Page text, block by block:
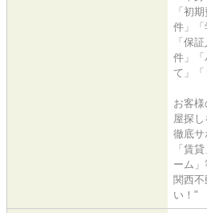
「初
件」「
「保
件」「
て」「
お客
屋探
徹底サ
「賃
ーム
関西
い！"